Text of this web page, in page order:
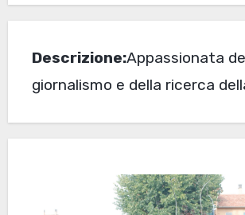
Descrizione:Appassionata
giornalismo e della ricerca